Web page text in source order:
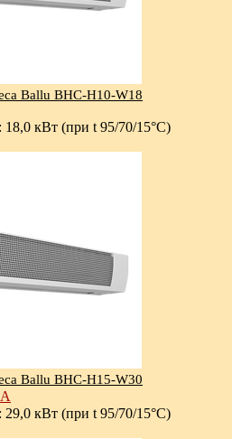
Ballu BHC-Н10-W18
: 18,0 кВт (при t 95/70/15°С)
Ballu BHC-Н15-W30
: 29,0 кВт (при t 95/70/15°С)